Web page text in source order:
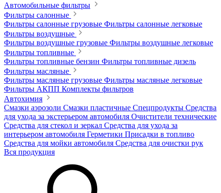
Автомобильные фильтры
Фильтры салонные
Фильтры салонные грузовые Фильтры салонные легковые
Фильтры воздушные
Фильтры воздушные грузовые Фильтры воздушные легковые
Фильтры топливные
Фильтры топливные бензин Фильтры топливные дизель
Фильтры масляные
Фильтры масляные грузовые Фильтры масляные легковые
Фильтры АКПП Комплекты фильтров
Автохимия
Смазки аэрозоли Смазки пластичные Спецпродукты Средства
для ухода за экстерьером автомобиля Очистители технические
Средства для стекол и зеркал Средства для ухода за
интерьером автомобиля Герметики Присадки в топливо
Средства для мойки автомобиля Средства для очистки рук
Вся продукция